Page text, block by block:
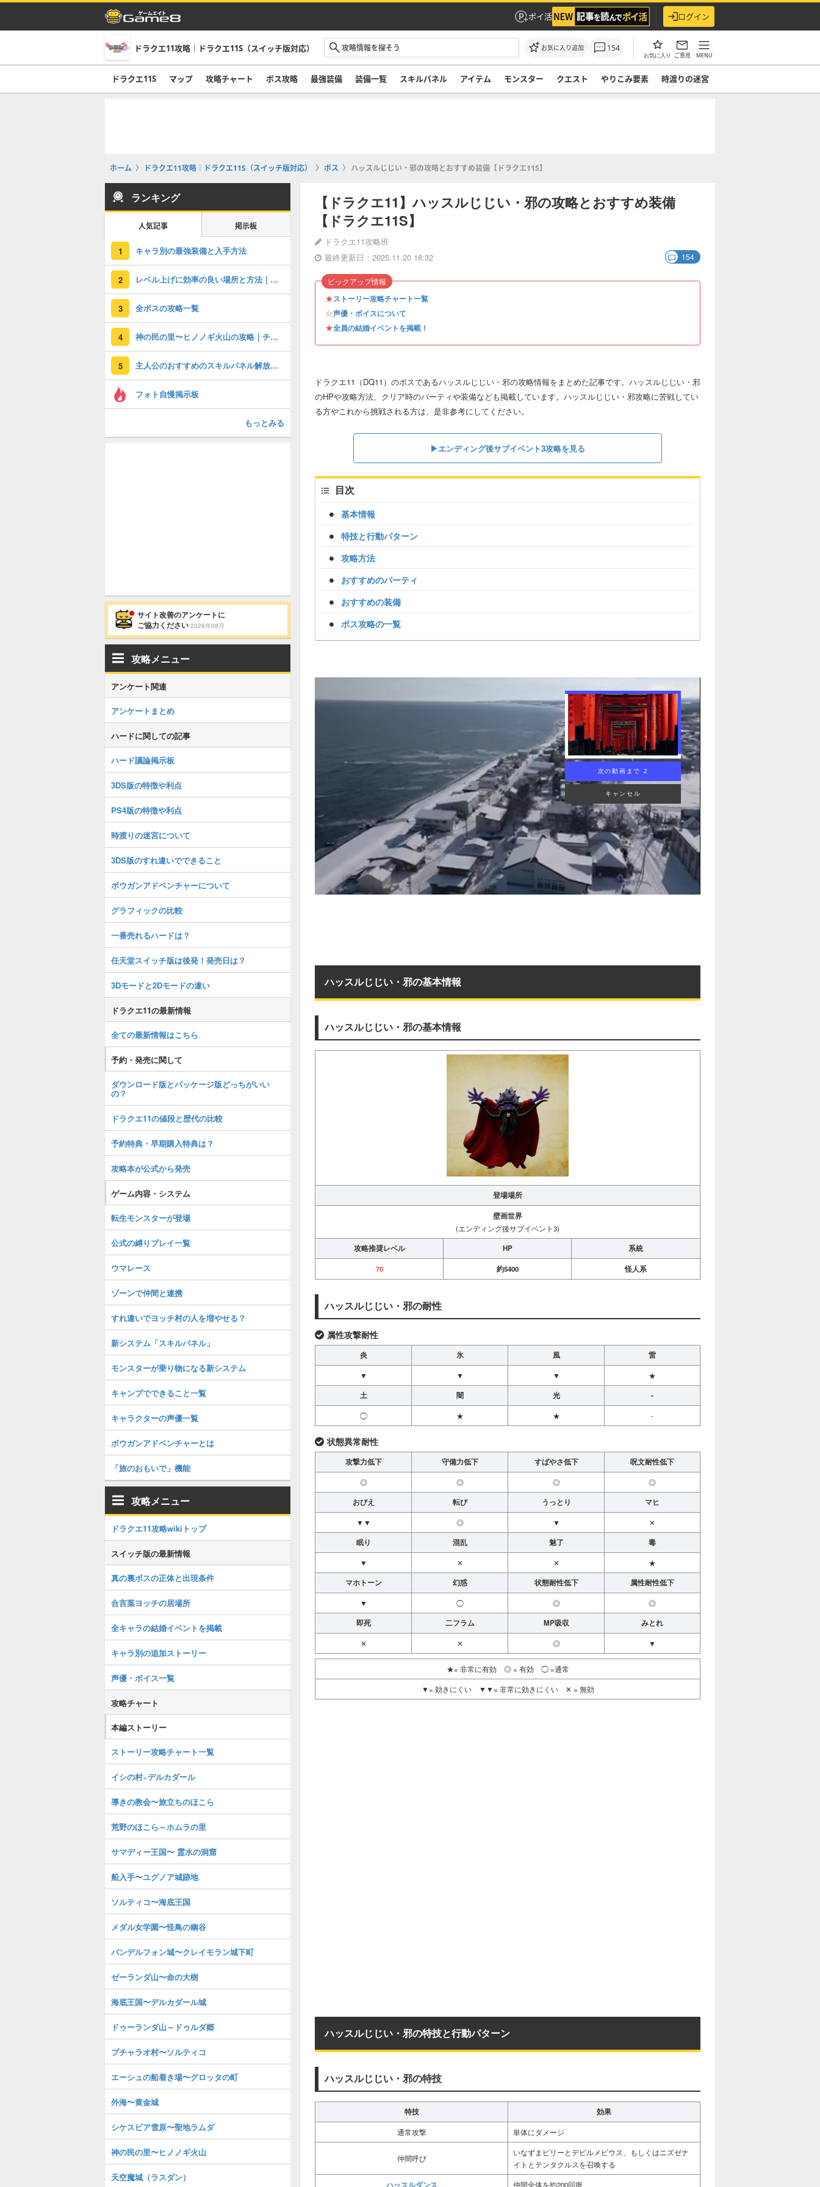
ポイ活 ログイン
ドラクエ11攻略｜ドラクエ11S（スイッチ版対応） お気に入り追加 154
お気に入り ご意見 MENU
ドラクエ11S マップ 攻略チャート ボス攻略 最強装備 装備一覧 スキルパネル アイテム モンスター クエスト やりこみ要素 時渡りの迷宮
ホーム ドラクエ11攻略｜ドラクエ11S（スイッチ版対応） ボス ハッスルじじい・邪の攻略とおすすめ装備【ドラクエ11S】
【ドラクエ11】ハッスルじじい・邪の攻略とおすすめ装備
【ドラクエ11S】
ドラクエ11攻略班
最終更新日：2025.11.20 18:32
154
★ストーリー攻略チャート一覧
☆声優・ボイスについて
★全員の結婚イベントを掲載！
ピックアップ情報
ドラクエ11（DQ11）のボスであるハッスルじじい・邪の攻略情報をまとめた記事です。ハッスルじじい・邪
のHPや攻略方法、クリア時のパーティや装備なども掲載しています。ハッスルじじい・邪攻略に苦戦してい
る方やこれから挑戦される方は、是非参考にしてください。
▶エンディング後サブイベント3攻略を見る
目次
基本情報
特技と行動パターン
攻略方法
おすすめのパーティ
おすすめの装備
ボス攻略の一覧
次の動画まで 1
キャンセル
ハッスルじじい・邪の基本情報
ハッスルじじい・邪の基本情報
登場場所
壁画世界
(エンディング後サブイベント3)
攻略推奨レベル HP
系統
70
約5400 怪人系
ハッスルじじい・邪の耐性
属性攻撃耐性
炎 氷 風 雷
▼ ▼ ▼ ★
土 闇 光 -
◯ ★ ★ -
状態異常耐性
攻撃力低下 守備力低下 すばやさ低下 呪文耐性低下
◎ ◎ ◎ ◎
おびえ 転び うっとり マヒ
▼▼ ◎ ▼ ✕
眠り 混乱 魅了 毒
▼ ✕ ✕ ★
マホトーン 幻惑 状態耐性低下 属性耐性低下
▼ ◯ ◎ ◎
即死 二フラム MP吸収 みとれ
✕ ✕ ◎ ▼
★= 非常に有効 ◎ = 有効 ◯ =通常
▼= 効きにくい ▼▼= 非常に効きにくい ✕ = 無効
ハッスルじじい・邪の特技と行動パターン
ハッスルじじい・邪の特技
特技 効果
通常攻撃 単体にダメージ
仲間呼び
いなずまビリーとデビルメビウス、もしくはニズゼナ
イトとテンタクルスを召喚する
ハッスルダンス 仲間全体を約200回復
ランキング
人気記事 掲示板
1 キャラ別の最強装備と入手方法
2 レベル上げに効率の良い場所と方法｜序盤・中盤・終盤・クリア後対応
3 全ボスの攻略一覧
4 神の民の里〜ヒノノギ火山の攻略｜チャート16
5 主人公のおすすめのスキルパネル解放ルート
フォト自慢掲示板
もっとみる
サイト改善のアンケートに
ご協力ください 2026年08月
攻略メニュー
アンケート関連
アンケートまとめ
ハードに関しての記事
ハード議論掲示板
3DS版の特徴や利点
PS4版の特徴や利点
時渡りの迷宮について
3DS版のすれ違いでできること
ボウガンアドベンチャーについて
グラフィックの比較
一番売れるハードは？
任天堂スイッチ版は後発！発売日は？
3Dモードと2Dモードの違い
ドラクエ11の最新情報
全ての最新情報はこちら
予約・発売に関して
ダウンロード版とパッケージ版どっちがいい
の？
ドラクエ11の値段と歴代の比較
予約特典・早期購入特典は？
攻略本が公式から発売
ゲーム内容・システム
転生モンスターが登場
公式の縛りプレイ一覧
ウマレース
ゾーンで仲間と連携
すれ違いでヨッチ村の人を増やせる？
新システム「スキルパネル」
モンスターが乗り物になる新システム
キャンプでできること一覧
キャラクターの声優一覧
ボウガンアドベンチャーとは
「旅のおもいで」機能
攻略メニュー
ドラクエ11攻略wikiトップ
スイッチ版の最新情報
真の裏ボスの正体と出現条件
合言葉ヨッチの居場所
全キャラの結婚イベントを掲載
キャラ別の追加ストーリー
声優・ボイス一覧
攻略チャート
本編ストーリー
ストーリー攻略チャート一覧
イシの村~デルカダール
導きの教会〜旅立ちのほこら
荒野のほこら～ホムラの里
サマディー王国〜 霊水の洞窟
船入手〜ユグノア城跡地
ソルティコ〜海底王国
メダル女学園〜怪鳥の幽谷
バンデルフォン城〜クレイモラン城下町
ゼーランダ山〜命の大樹
海底王国〜デルカダール城
ドゥーランダ山～ドゥルダ郷
プチャラオ村〜ソルティコ
エーシュの船着き場〜グロッタの町
外海〜黄金城
シケスビア雪原〜聖地ラムダ
神の民の里〜ヒノノギ火山
天空魔城（ラスダン）